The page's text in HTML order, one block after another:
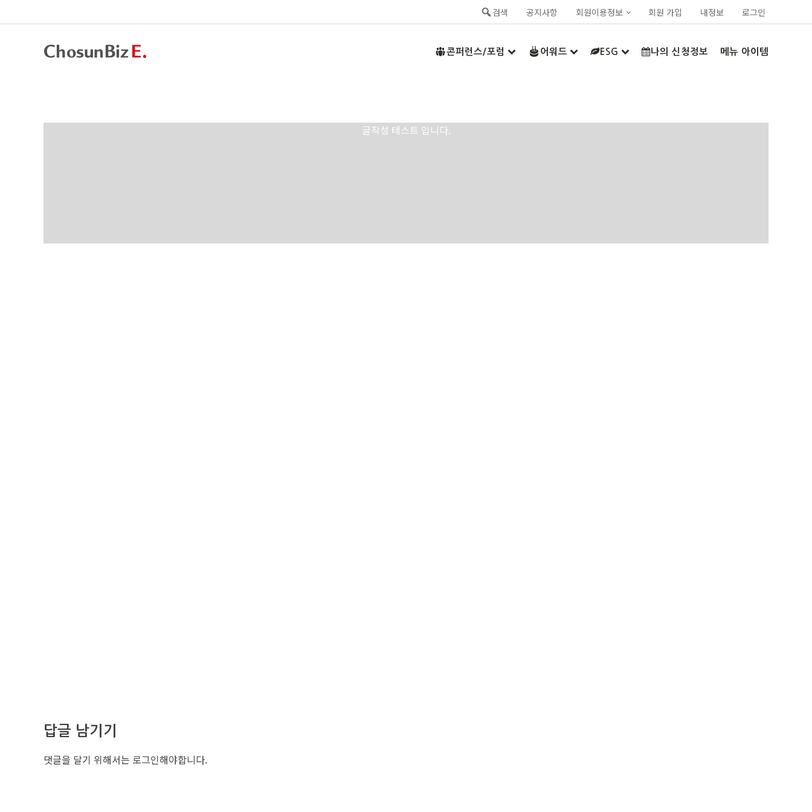
검색 공지사항 회원이용정보 회원 가입 내정보 로그인
콘퍼런스/포럼 어워드 ESG 나의 신청정보 메뉴 아이템
글작성 테스트 입니다.
답글 남기기
댓글을 달기 위해서는 로그인해야합니다.